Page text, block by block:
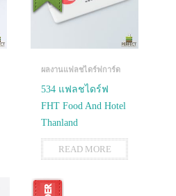
ผลงานแฟลชไดร์ฟการ์ด
534 แฟลชไดร์ฟ
FHT Food And Hotel
Thanland
READ MORE